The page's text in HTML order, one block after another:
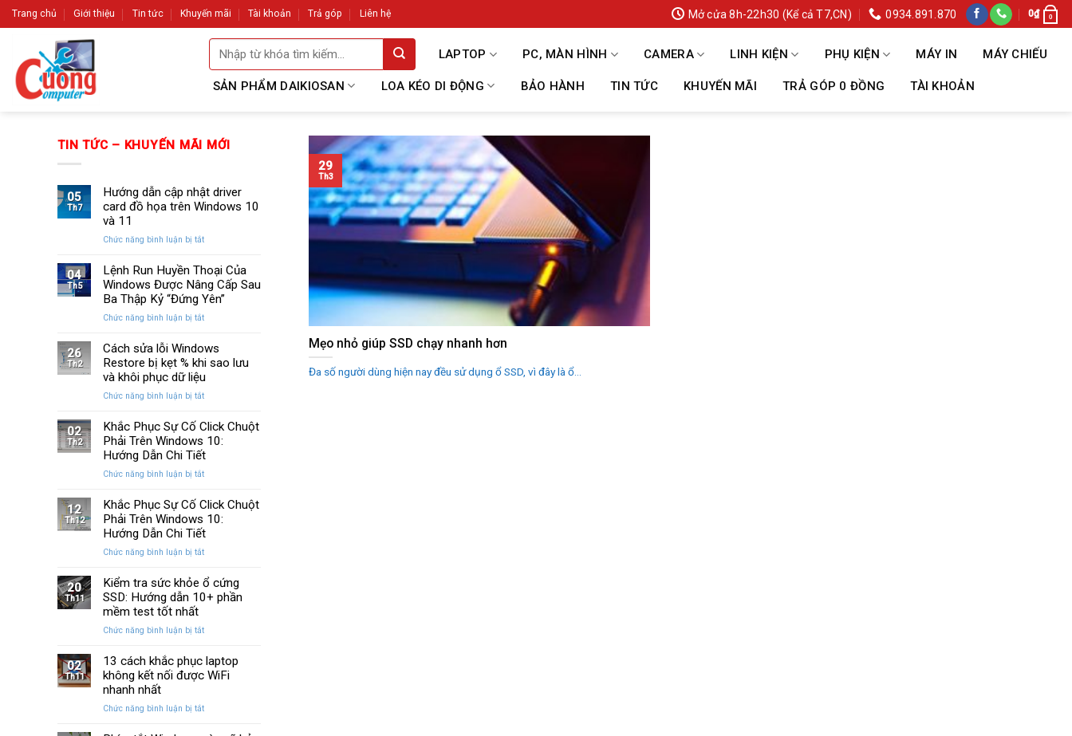
Skip
to
Trang chủ Giới thiệu Tin tức Khuyến mãi Tài khoản Trả góp Liên hệ Mở cửa 8h-22h30 (Kể cả T7,CN) 0934.891.870 0₫ 0
Tìm
kiếm:
LAPTOP PC, MÀN HÌNH CAMERA LINH KIỆN PHỤ KIỆN MÁY IN MÁY CHIẾU
SẢN PHẨM DAIKIOSAN LOA KÉO DI ĐỘNG BẢO HÀNH TIN TỨC KHUYẾN MÃI TRẢ GÓP 0 ĐỒNG TÀI KHOẢN
TIN TỨC – KHUYẾN MÃI MỚI
05
Th7
Hướng dẫn cập nhật driver
card đồ họa trên Windows 10
và 11
Chức năng bình luận bị tắtở
dẫn
cập
nhật
card
họa
trên
Windows
và
04
Th5
Lệnh Run Huyền Thoại Của
Windows Được Nâng Cấp Sau
Ba Thập Kỷ “Đứng Yên”
Chức năng bình luận bị tắtở
Run
Huyền
Windows
Nâng
Cấp
Sau
Thập
“Đứng
Yên”
26
Th2
Cách sửa lỗi Windows
Restore bị kẹt % khi sao lưu
và khôi phục dữ liệu
Chức năng bình luận bị tắtở
sửa
lỗi
Windows
bị
%
khi
sao
và
phục
dữ
02
Th2
Khắc Phục Sự Cố Click Chuột
Phải Trên Windows 10:
Hướng Dẫn Chi Tiết
Chức năng bình luận bị tắtở
Phục
Sự
Cố
Chuột
Trên
Windows
Dẫn
Tiết
12
Th12
Khắc Phục Sự Cố Click Chuột
Phải Trên Windows 10:
Hướng Dẫn Chi Tiết
Chức năng bình luận bị tắtở
Phục
Sự
Chuột
Trên
Windows
Dẫn
20
Th11
Kiểm tra sức khỏe ổ cứng
SSD: Hướng dẫn 10+ phần
mềm test tốt nhất
Chức năng bình luận bị tắtở
tra
sức
cứng
02
Th11
13 cách khắc phục laptop
không kết nối được WiFi
nhanh nhất
Chức năng bình luận bị tắtở
Mẹo nhỏ giúp SSD chạy nhanh hơn
Đa số người dùng hiện nay đều sử dụng ổ SSD, vì đây là ổ...
29
Th3